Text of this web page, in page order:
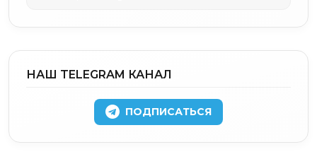
НАШ TELEGRAM КАНАЛ
ПОДПИСАТЬСЯ